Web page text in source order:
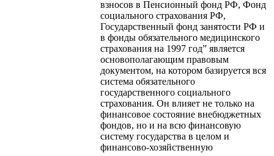
взносов в Пенсионный фонд РФ, Фонд
социального страхования РФ,
Государственный фонд занятости РФ и
в фонды обязательного медицинского
страхования на 1997 год” является
основополагающим правовым
документом, на котором базируется вся
система обязательного
государственного социального
страхования. Он влияет не только на
финансовое состояние внебюджетных
фондов, но и на всю финансовую
систему государства в целом и
финансово-хозяйственную